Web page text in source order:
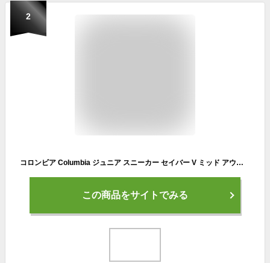
2
コロンビア Columbia ジュニア スニーカー セイバー V ミッド アウトドライ SABER V MID OUTDRY YM8135 (010)BLACK レディース トレッキングシューズ ハイカット アウトドア キャンプ レジャー 登山靴 防水 通気 ハイキング 靴 シューズ 22SS あす楽
この商品をサイトでみる